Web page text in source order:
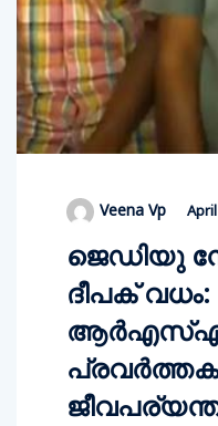
Veena Vp
ജെഡിയു
ദീപക്